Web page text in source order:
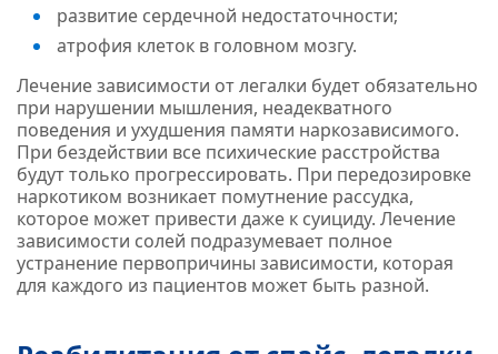
развитие сердечной недостаточности;
атрофия клеток в головном мозгу.
Лечение зависимости от легалки будет обязательно
при нарушении мышления, неадекватного
поведения и ухудшения памяти наркозависимого.
При бездействии все психические расстройства
будут только прогрессировать. При передозировке
наркотиком возникает помутнение рассудка,
которое может привести даже к суициду. Лечение
зависимости солей подразумевает полное
устранение первопричины зависимости, которая
для каждого из пациентов может быть разной.